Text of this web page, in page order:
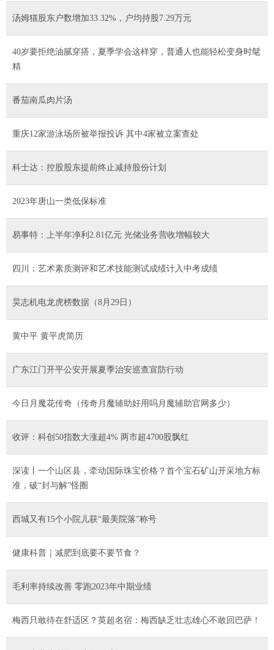
汤姆猫股东户数增加33.32%，户均持股7.29万元
40岁要拒绝油腻穿搭，夏季学会这样穿，普通人也能轻松变身时髦
精
番茄南瓜肉片汤
重庆12家游泳场所被举报投诉 其中4家被立案查处
科士达：控股股东提前终止减持股份计划
2023年唐山一类低保标准
易事特：上半年净利2.81亿元 光储业务营收增幅较大
四川：艺术素质测评和艺术技能测试成绩计入中考成绩
昊志机电龙虎榜数据（8月29日）
黄中平 黄平虎简历
广东江门开平公安开展夏季治安巡查宣防行动
今日月魔花传奇（传奇月魔辅助好用吗月魔辅助官网多少）
收评：科创50指数大涨超4% 两市超4700股飘红
深读丨一个山区县，牵动国际珠宝价格？首个宝石矿山开采地方标
准，破“封与解”怪圈
西城又有15个小院儿获“最美院落”称号
健康科普｜减肥到底要不要节食？
毛利率持续改善 零跑2023年中期业绩
梅西只敢待在舒适区？英超名宿：梅西缺乏壮志雄心不敢回巴萨！